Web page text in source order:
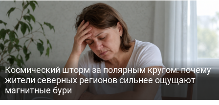
Космический шторм за полярным кругом: почему
жители северных регионов сильнее ощущают
магнитные бури